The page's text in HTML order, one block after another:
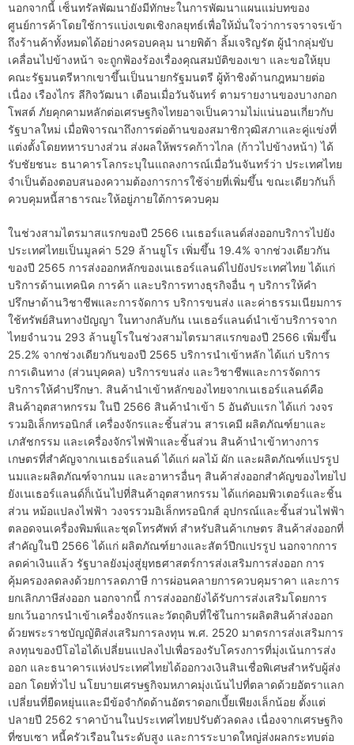
นอกจากนี้ เซ็นทรัลพัฒนายังมีทักษะในการพัฒนาแผนแม่บทของ
ศูนย์การค้าโดยใช้การแบ่งเขตเชิงกลยุทธ์เพื่อให้มั่นใจว่าการจราจรเข้า
ถึงร้านค้าทั้งหมดได้อย่างครอบคลุม นายพิต้า ลิ้มเจริญรัต ผู้นำกลุ่มขับ
เคลื่อนไปข้างหน้า จะถูกฟ้องร้องเรื่องคุณสมบัติของเขา และขอให้ยุบ
คณะรัฐมนตรีหากเขาขึ้นเป็นนายกรัฐมนตรี ผู้ท้าชิงด้านกฎหมายต่อ
เนื่อง เรืองไกร ลีกิจวัฒนา เตือนเมื่อวันจันทร์ ตามรายงานของบางกอก
โพสต์ ภัยคุกคามหลักต่อเศรษฐกิจไทยอาจเป็นความไม่แน่นอนเกี่ยวกับ
รัฐบาลใหม่ เมื่อพิจารณาถึงการต่อต้านของสมาชิกวุฒิสภาและคู่แข่งที่
แต่งตั้งโดยทหารบางส่วน ส่งผลให้พรรคก้าวไกล (ก้าวไปข้างหน้า) ได้
รับชัยชนะ ธนาคารโลกระบุในแถลงการณ์เมื่อวันจันทร์ว่า ประเทศไทย
จำเป็นต้องตอบสนองความต้องการการใช้จ่ายที่เพิ่มขึ้น ขณะเดียวกันก็
ควบคุมหนี้สาธารณะให้อยู่ภายใต้การควบคุม
ในช่วงสามไตรมาสแรกของปี 2566 เนเธอร์แลนด์ส่งออกบริการไปยัง
ประเทศไทยเป็นมูลค่า 529 ล้านยูโร เพิ่มขึ้น 19.4% จากช่วงเดียวกัน
ของปี 2565 การส่งออกหลักของเนเธอร์แลนด์ไปยังประเทศไทย ได้แก่
บริการด้านเทคนิค การค้า และบริการทางธุรกิจอื่น ๆ บริการให้คำ
ปรึกษาด้านวิชาชีพและการจัดการ บริการขนส่ง และค่าธรรมเนียมการ
ใช้ทรัพย์สินทางปัญญา ในทางกลับกัน เนเธอร์แลนด์นำเข้าบริการจาก
ไทยจำนวน 293 ล้านยูโรในช่วงสามไตรมาสแรกของปี 2566 เพิ่มขึ้น
25.2% จากช่วงเดียวกันของปี 2565 บริการนำเข้าหลัก ได้แก่ บริการ
การเดินทาง (ส่วนบุคคล) บริการขนส่ง และวิชาชีพและการจัดการ
บริการให้คำปรึกษา. สินค้านำเข้าหลักของไทยจากเนเธอร์แลนด์คือ
สินค้าอุตสาหกรรม ในปี 2566 สินค้านำเข้า 5 อันดับแรก ได้แก่ วงจร
รวมอิเล็กทรอนิกส์ เครื่องจักรและชิ้นส่วน สารเคมี ผลิตภัณฑ์ยาและ
เภสัชกรรม และเครื่องจักรไฟฟ้าและชิ้นส่วน สินค้านำเข้าทางการ
เกษตรที่สำคัญจากเนเธอร์แลนด์ ได้แก่ ผลไม้ ผัก และผลิตภัณฑ์แปรรูป
นมและผลิตภัณฑ์จากนม และอาหารอื่นๆ สินค้าส่งออกสำคัญของไทยไป
ยังเนเธอร์แลนด์ก็เน้นไปที่สินค้าอุตสาหกรรม ได้แก่คอมพิวเตอร์และชิ้น
ส่วน หม้อแปลงไฟฟ้า วงจรรวมอิเล็กทรอนิกส์ อุปกรณ์และชิ้นส่วนไฟฟ้า
ตลอดจนเครื่องพิมพ์และชุดโทรศัพท์ สำหรับสินค้าเกษตร สินค้าส่งออกที่
สำคัญในปี 2566 ได้แก่ ผลิตภัณฑ์ยางและสัตว์ปีกแปรรูป นอกจากการ
ลดค่าเงินแล้ว รัฐบาลยังมุ่งสู่ยุทธศาสตร์การส่งเสริมการส่งออก การ
คุ้มครองลดลงด้วยการลดภาษี การผ่อนคลายการควบคุมราคา และการ
ยกเลิกภาษีส่งออก นอกจากนี้ การส่งออกยังได้รับการส่งเสริมโดยการ
ยกเว้นอากรนำเข้าเครื่องจักรและวัตถุดิบที่ใช้ในการผลิตสินค้าส่งออก
ด้วยพระราชบัญญัติส่งเสริมการลงทุน พ.ศ. 2520 มาตรการส่งเสริมการ
ลงทุนของบีโอไอได้เปลี่ยนแปลงไปเพื่อรองรับโครงการที่มุ่งเน้นการส่ง
ออก และธนาคารแห่งประเทศไทยได้ออกวงเงินสินเชื่อพิเศษสำหรับผู้ส่ง
ออก โดยทั่วไป นโยบายเศรษฐกิจมหภาคมุ่งเน้นไปที่ตลาดด้วยอัตราแลก
เปลี่ยนที่ยืดหยุ่นและมีข้อจำกัดด้านอัตราดอกเบี้ยเพียงเล็กน้อย ตั้งแต่
ปลายปี 2562 ราคาบ้านในประเทศไทยปรับตัวลดลง เนื่องจากเศรษฐกิจ
ที่ซบเซา หนี้ครัวเรือนในระดับสูง และการระบาดใหญ่ส่งผลกระทบต่อ